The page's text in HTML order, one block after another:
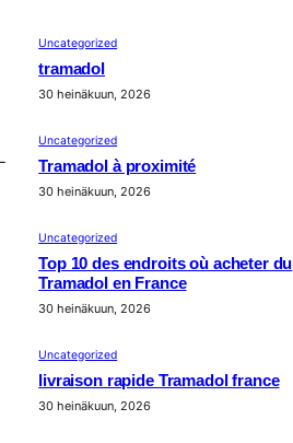
Uncategorized
tramadol
30 heinäkuun, 2026
Uncategorized
Tramadol à proximité
30 heinäkuun, 2026
Uncategorized
Top 10 des endroits où acheter du
Tramadol en France
30 heinäkuun, 2026
Uncategorized
livraison rapide Tramadol france
30 heinäkuun, 2026